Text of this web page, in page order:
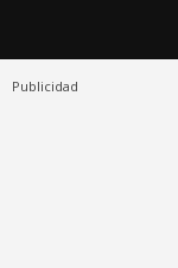
Publicidad